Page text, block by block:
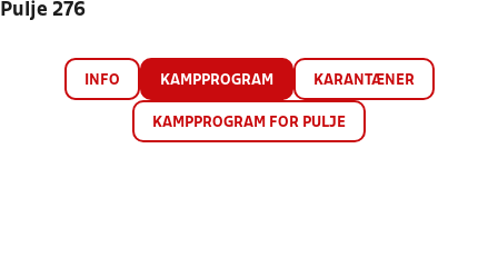
Pulje 276
INFO KAMPPROGRAM KARANTÆNER
KAMPPROGRAM FOR PULJE